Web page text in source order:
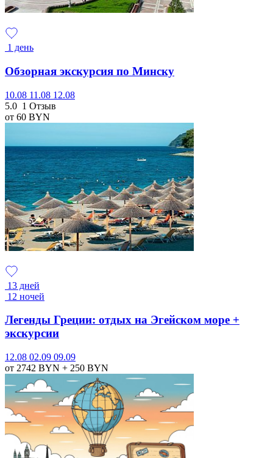
1 день
Обзорная экскурсия по Минску
10.08 11.08 12.08
5.0 1 Отзыв
от 60 BYN
13 дней
12 ночей
Легенды Греции: отдых на Эгейском море +
экскурсии
12.08 02.09 09.09
от 2742 BYN + 250 BYN